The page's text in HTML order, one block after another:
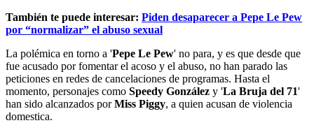
También te puede interesar: Piden desaparecer a Pepe Le Pew
por “normalizar” el abuso sexual
La polémica en torno a 'Pepe Le Pew' no para, y es que desde que
fue acusado por fomentar el acoso y el abuso, no han parado las
peticiones en redes de cancelaciones de programas. Hasta el
momento, personajes como Speedy González y 'La Bruja del 71'
han sido alcanzados porMiss Piggy, a quien acusan de violencia
domestica.